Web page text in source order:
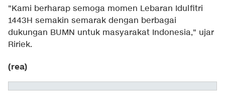
"Kami berharap semoga momen Lebaran Idulfitri
1443H semakin semarak dengan berbagai
dukungan BUMN untuk masyarakat Indonesia," ujar
Ririek.
(rea)